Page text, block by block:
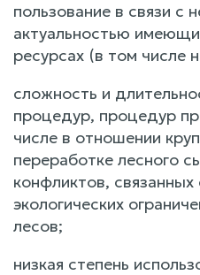
пользование в связи с
актуальностью
ресурсах (в том числе
сложность и
процедур, процедур
числе в отношении
переработке лесного
конфликтов,
экологических
лесов;
низкая степень